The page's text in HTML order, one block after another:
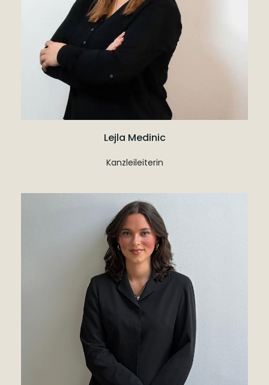
Lejla Medinic
Kanzleileiterin